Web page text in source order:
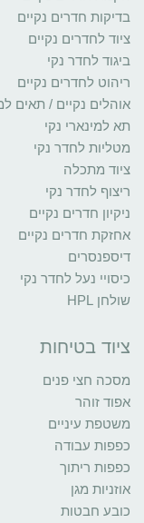
בדיקות חדרים נקיים
ציוד לחדרים נקיים
ביגוד לחדר נקי
ריהוט לחדרים נקיים
אוהלים נקיים / תאים
תא למינארי נקי
מטליות לחדר נקי
ציוד מתכלה
ריצוף לחדר נקי
ניקיון חדרים נקיים
אחזקת חדרים נקיים
דיספנסרים
כיסויי נעל לחדר נקי
שולחן HPL
ציוד בטיחות
מסכה חצי פנים
אפוד זוהר
משטפת עיניים
כפפות עבודה
כפפות ריתוך
אוזניות מגן
כובע חבטות